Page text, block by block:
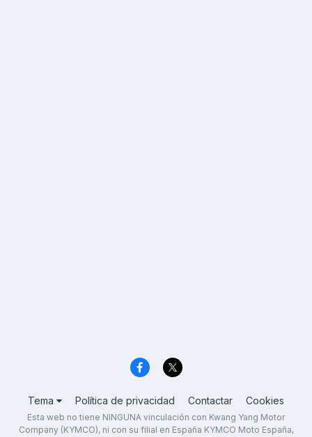
Tema Política de privacidad Contactar Cookies
Esta web no tiene NINGUNA vinculación con Kwang Yang Motor
Company (KYMCO), ni con su filial en España KYMCO Moto España,